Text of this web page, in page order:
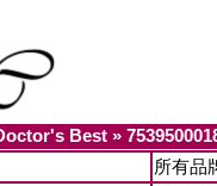
Best »
所有品